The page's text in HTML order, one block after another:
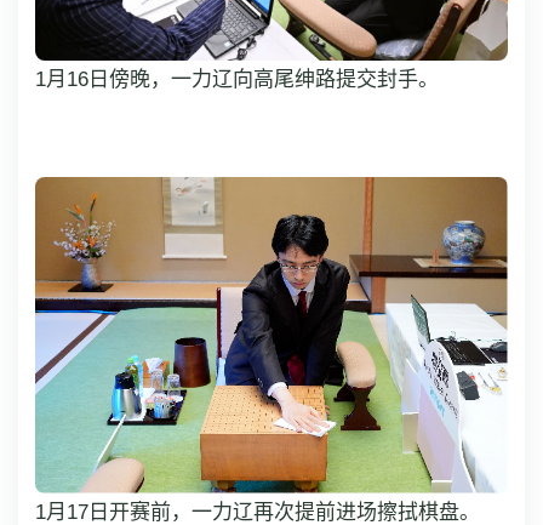
1月16日傍晚，一力辽向高尾绅路提交封手。
1月17日开赛前，一力辽再次提前进场擦拭棋盘。